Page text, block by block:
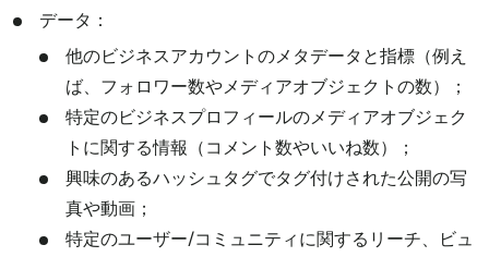
データ：
他のビジネスアカウントのメタデータと指標（例え
ば、フォロワー数やメディアオブジェクトの数）；
特定のビジネスプロフィールのメディアオブジェク
トに関する情報（コメント数やいいね数）；
興味のあるハッシュタグでタグ付けされた公開の写
真や動画；
特定のユーザー/コミュニティに関するリーチ、ビュ